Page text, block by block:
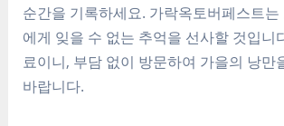
순간을 기록하세요. 가락옥토버페스트
에게 잊을 수 없는 추억을 선사할 것입니
료이니, 부담 없이 방문하여 가을의 낭만
바랍니다.